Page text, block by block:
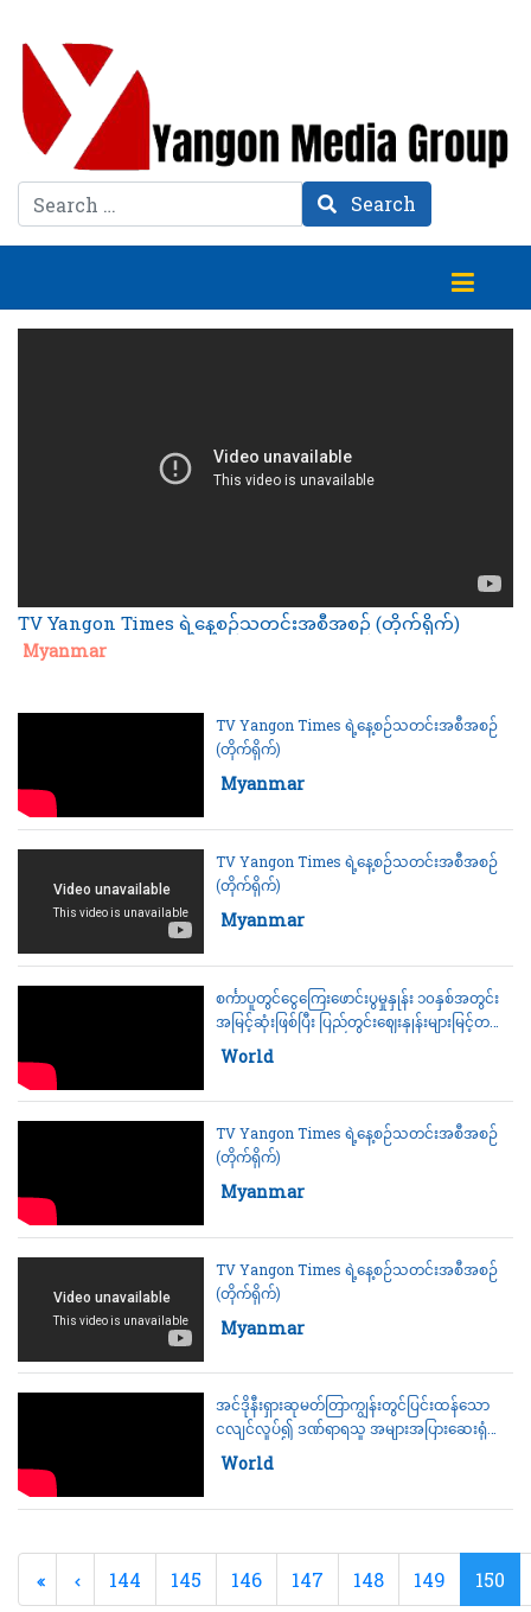
Search Search
TV Yangon Times ရဲ့နေ့စဉ်သတင်းအစီအစဉ် (တိုက်ရိုက်)
Category:
Myanmar
TV Yangon Times ရဲ့နေ့စဉ်သတင်းအစီအစဉ်
(တိုက်ရိုက်)
Category:
Myanmar
TV Yangon Times ရဲ့နေ့စဉ်သတင်းအစီအစဉ်
(တိုက်ရိုက်)
Category:
Myanmar
စင်္ကာပူတွင်ငွေကြေးဖောင်းပွမှုနှုန်း ၁၀နှစ်အတွင်း
အမြင့်ဆုံးဖြစ်ပြီး ပြည်တွင်းဈေးနှုန်းများမြင့်တက်
လာနေ
Category:
World
TV Yangon Times ရဲ့နေ့စဉ်သတင်းအစီအစဉ်
(တိုက်ရိုက်)
Category:
Myanmar
TV Yangon Times ရဲ့နေ့စဉ်သတင်းအစီအစဉ်
(တိုက်ရိုက်)
Category:
Myanmar
အင်ဒိုနီးရှားဆုမတ်တြာကျွန်းတွင်ပြင်းထန်သော
ငလျင်လှုပ်၍ ဒဏ်ရာရသူ အများအပြားဆေးရုံ
ရောက်
Category:
World
144 145 146 147 148 149 150